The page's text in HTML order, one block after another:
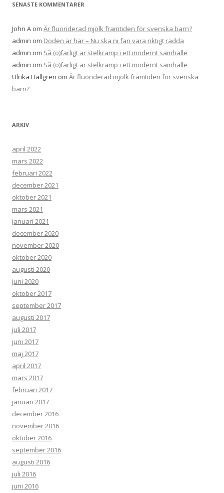
SENASTE KOMMENTARER
John A om Är fluoriderad mjölk framtiden för svenska barn?
admin om Döden är här – Nu ska ni fan vara riktigt rädda
admin om Så (o)farligt är stelkramp i ett modernt samhälle
admin om Så (o)farligt är stelkramp i ett modernt samhälle
Ulrika Hallgren om Är fluoriderad mjölk framtiden för svenska
barn?
ARKIV
april 2022
mars 2022
februari 2022
december 2021
oktober 2021
mars 2021
januari 2021
december 2020
november 2020
oktober 2020
augusti 2020
juni 2020
oktober 2017
september 2017
augusti 2017
juli 2017
juni 2017
maj 2017
april 2017
mars 2017
februari 2017
januari 2017
december 2016
november 2016
oktober 2016
september 2016
augusti 2016
juli 2016
juni 2016